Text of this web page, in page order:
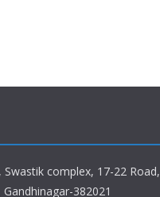
complex, 17-22 Road,
382021